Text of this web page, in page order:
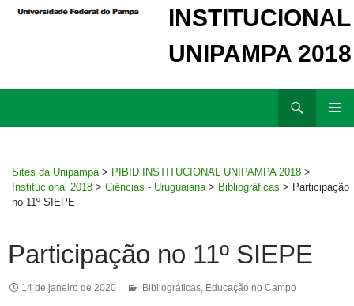
INSTITUCIONAL
UNIPAMPA 2018
Sites da Unipampa > PIBID INSTITUCIONAL UNIPAMPA 2018 >
Institucional 2018 > Ciências - Uruguaiana > Bibliográficas > Participação
no 11º SIEPE
Participação no 11º SIEPE
14 de janeiro de 2020 Bibliográficas Educação no Campo